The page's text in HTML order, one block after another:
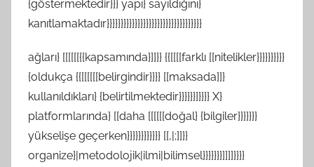
{göstermektedir}}} yapı} sayıldığını}
kanıtlamaktadır}}}}}}}}}}}}}}}}}}}}}}}}}}}}}}}}}}
ağları} [[[[[[{{kapsamında}]]}} {{[[[[farklı [[nitelikler}}}}}}}}}}
{oldukça {{[[[[[[belirgindir}}}} [[maksada]]}
kullanıldıkları} {belirtilmektedir}}}}}}]}}}} X}
platformlarında} [[daha [[[[[[doğal} {bilgiler}}}}}}}
yükselişe geçerken}}}}}}}}}}}} [[,|;]]}}
organize}|metodolojik|ilmi|bilimsel}}}}}}}]]]]}}}}